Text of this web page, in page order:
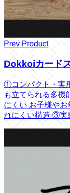
Prev Product
Dokkoiカード
①コンパクト・実
も立てられる多機
にくい お子様や
れにくい構造 ③実